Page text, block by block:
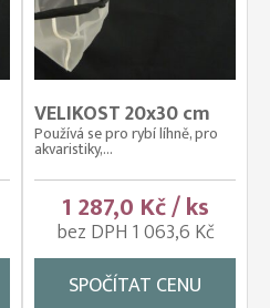
VELIKOST 20x30 cm
Používá se pro rybí líhně, pro
akvaristiky,...
1 287,0 Kč / ks
bez DPH 1 063,6 Kč
SPOČÍTAT CENU